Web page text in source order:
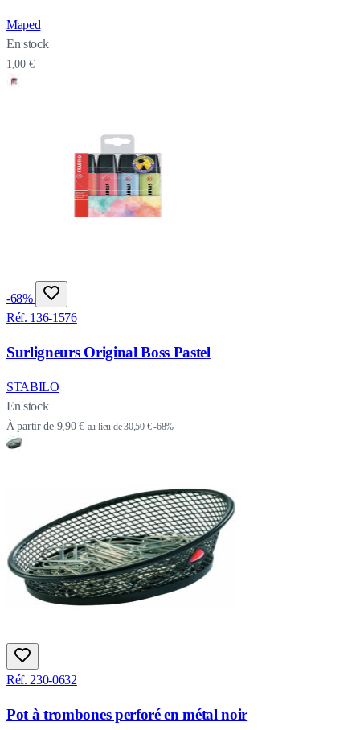
Maped
En stock
1,00 €
-68%
Réf. 136-1576
Surligneurs Original Boss Pastel
STABILO
En stock
À partir de 9,90 € au lieu de30,50 €-68%
Réf. 230-0632
Pot à trombones perforé en métal noir